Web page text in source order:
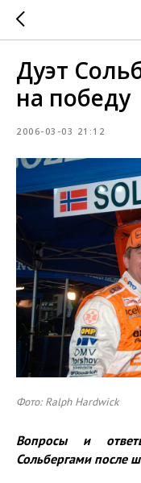
Дуэт
на победу
2006-03-03 21:12
Фото: Ralph Hardwick
Вопросы и
Сольбергами после